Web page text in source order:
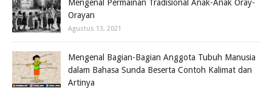
Mengenal Permainan Tradisional Anak-Anak Oray-
Orayan
Agustus 13, 2021
Mengenal Bagian-Bagian Anggota Tubuh Manusia
dalam Bahasa Sunda Beserta Contoh Kalimat dan
Artinya